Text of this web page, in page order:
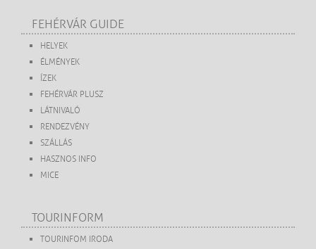
FEHÉRVÁR GUIDE
HELYEK
ÉLMÉNYEK
ÍZEK
FEHÉRVÁR PLUSZ
LÁTNIVALÓ
RENDEZVÉNY
SZÁLLÁS
HASZNOS INFO
MICE
TOURINFORM
TOURINFOM IRODA